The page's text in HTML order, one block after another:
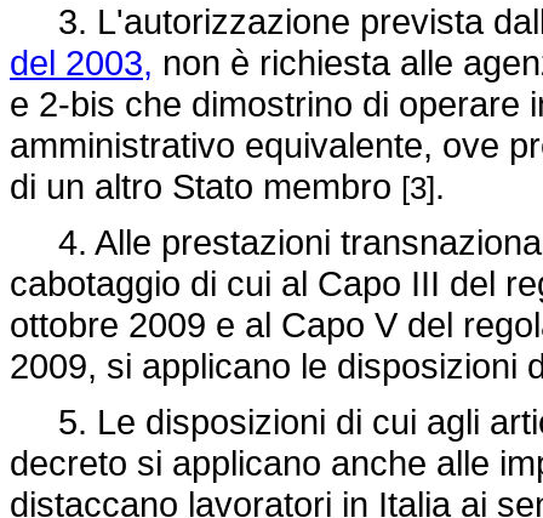
3. L'autorizzazione prevista
del 2003, non è richiesta alle
e 2-bis che dimostrino di operare
amministrativo equivalente, ove
di un altro Stato membro [3].
4. Alle prestazioni
cabotaggio di cui al Capo III del
ottobre 2009 e al Capo V del
2009, si applicano le disposizioni
5. Le disposizioni di cui agli
decreto si applicano anche alle
distaccano lavoratori in Italia ai